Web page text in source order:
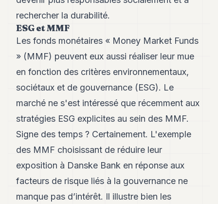
19
Andy
18
16
Andy
15
Andy
Andy
12
Andy
11
Andy
Andy
rechercher la durabilité.
ESG et MMF
Les fonds monétaires « Money Market Funds
» (MMF) peuvent eux aussi réaliser leur mue
en fonction des critères environnementaux,
sociétaux et de gouvernance (ESG). Le
marché ne s'est intéressé que récemment aux
stratégies ESG explicites au sein des MMF.
Signe des temps ? Certainement. L'exemple
des MMF choisissant de réduire leur
exposition à Danske Bank en réponse aux
facteurs de risque liés à la gouvernance ne
manque pas d’intérêt. Il illustre bien les